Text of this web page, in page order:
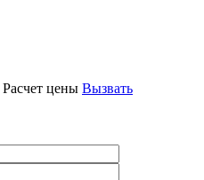
Расчет цены Вызвать